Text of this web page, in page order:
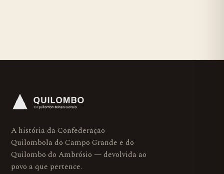
A história da Confederação
Quilombola do Campo Grande e do
Quilombo do Ambrósio — devolvida ao
povo a que pertence.